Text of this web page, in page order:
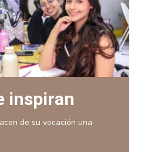
inspiran
de su vocación una